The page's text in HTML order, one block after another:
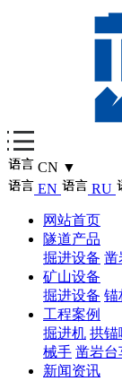
CN ▼
EN
RU
网站首页
隧道产品
掘进设备 凿
矿山设备
掘进设备 锚
工程案例
掘进机 拱锚
械手 凿岩台
新闻资讯